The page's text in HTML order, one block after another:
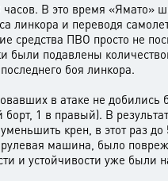
часов. В это время
линкора и переводя
средства ПВО просто не
были подавлены
боя линкора.
в атаке не
1 в правый). В
крен, в этот раз
машина, было
и устойчивости уже были